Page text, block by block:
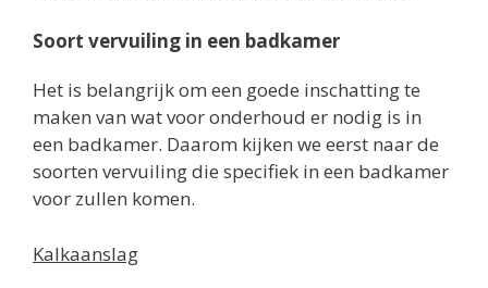
Soort vervuiling in een badkamer
Het is belangrijk om een goede inschatting te
maken van wat voor onderhoud er nodig is in
een badkamer. Daarom kijken we eerst naar de
soorten vervuiling die specifiek in een badkamer
voor zullen komen.
Kalkaanslag